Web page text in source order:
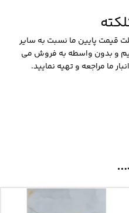
قیمت پایین ما نسبت به سایر
و بدون واسطه به فروش می
ما مراجعه و تهیه نمایید.